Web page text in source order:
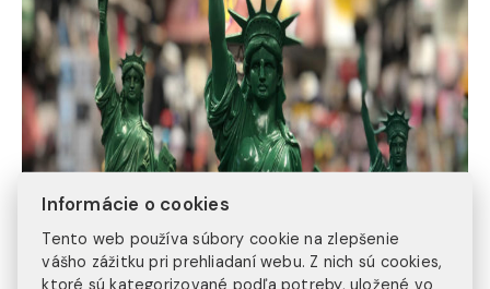
Informácie o cookies
Tento web používa súbory cookie na zlepšenie
vášho zážitku pri prehliadaní webu. Z nich sú cookies,
ktoré sú kategorizované podľa potreby, uložené vo